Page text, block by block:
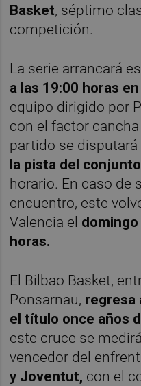
Basket, séptimo
competición.
La serie arrancará
a las 19:00 horas
equipo dirigido por
con el factor
partido se
la pista del
horario. En caso de
encuentro, este
Valencia el
horas.
El Bilbao Basket,
Ponsarnau, regresa
el título once años
este cruce se
vencedor del
y Joventut, con el